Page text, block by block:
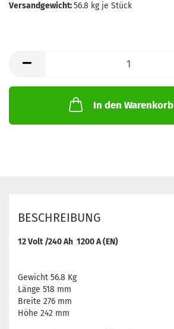
Versandgewicht:56.8 kg je Stück
In den Warenkorb
BESCHREIBUNG
12 Volt /240 Ah 1200 A (EN)
Gewicht 56.8 Kg
Länge 518 mm
Breite 276 mm
Höhe 242 mm